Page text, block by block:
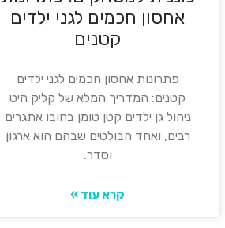
אחסון חכמים לגני ילדים
קטנים
פתרונות אחסון חכמים לגני ילדים
קטנים: המדריך המלא של קליק היט
ניהול גן ילדים קטן טומן בחובו אתגרים
רבים, ואחד הבולטים שבהם הוא ארגון
וסדר.
קרא עוד »